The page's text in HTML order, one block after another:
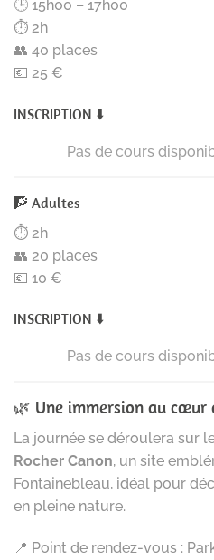
🕒 15h00 – 17h00
⏱️ 2h
👥 40 places
💶 25 €
INSCRIPTION ⬇️
🧗 Adultes
⏱️ 2h
👥 20 places
💶 10 €
INSCRIPTION ⬇️
🌿 Une immersion au cœur
La journée se déroulera sur
Rocher Canon, un site
Fontainebleau, idéal pour
en pleine nature.
📍 Point de rendez-vous :